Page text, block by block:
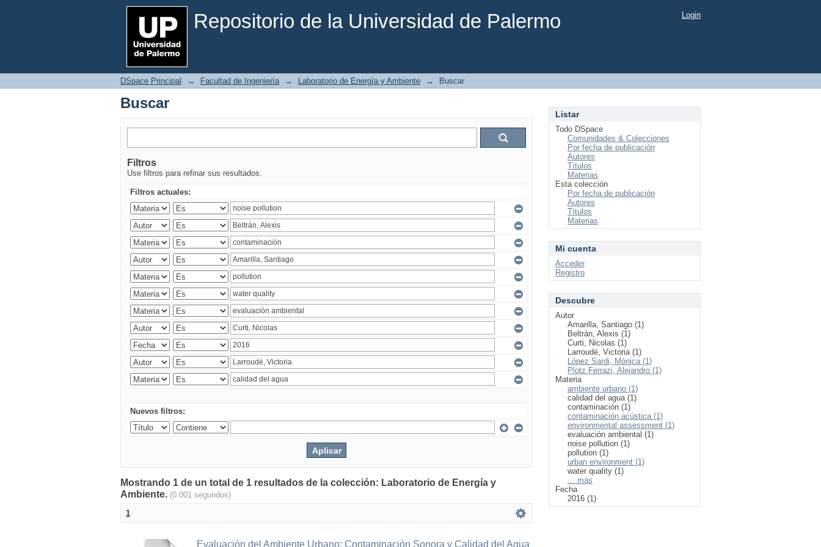
Repositorio de la Universidad de Palermo
Buscar Login
DSpace Principal → Facultad de Ingeniería → Laboratorio de Energía y Ambiente → Buscar
Buscar
Filtros
Use filtros para refinar sus resultados.
Filtros actuales:
Nuevos filtros:
Mostrando 1 de un total de 1 resultados de la colección: Laboratorio de Energía y
Ambiente. (0.001 segundos)
1
Evaluación del Ambiente Urbano: Contaminación Sonora y Calidad del Agua
Listar
Todo DSpace
Comunidades & Colecciones
Por fecha de publicación
Autores
Títulos
Materias
Esta colección
Por fecha de publicación
Autores
Títulos
Materias
Mi cuenta
Acceder
Registro
Descubre
Autor
Amarilla, Santiago (1)
Beltrán, Alexis (1)
Curti, Nicolas (1)
Larroudé, Victoria (1)
López Sardi, Mónica (1)
Plotz Ferrazi, Alejandro (1)
Materia
ambiente urbano (1)
calidad del agua (1)
contaminación (1)
contaminación acústica (1)
environmental assessment (1)
evaluación ambiental (1)
noise pollution (1)
pollution (1)
urban environment (1)
water quality (1)
... más
Fecha
2016 (1)